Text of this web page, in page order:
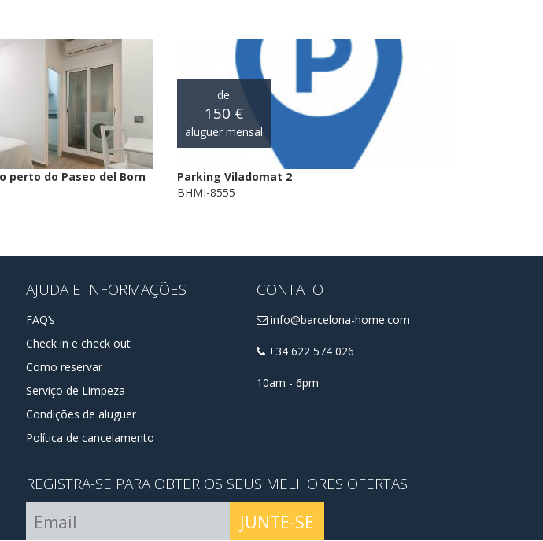
perto do Paseo del Born
de
150 €
aluguer mensal
Parking Viladomat 2
BHMI-8555
AJUDA E INFORMAÇÕES
FAQ’s
Check in e check out
Como reservar
Serviço de Limpeza
Condições de aluguer
Política de cancelamento
CONTATO
info@barcelona-home.com
+34 622 574 026
10am - 6pm
REGISTRA-SE PARA OBTER OS SEUS MELHORES OFERTAS
JUNTE-SE